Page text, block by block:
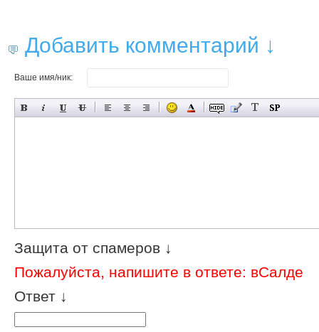
Добавить комментарий ↓
Ваше имя/ник:
Защита от спамеров ↓
Пожалуйста, напишите в ответе: вСалде
Ответ ↓